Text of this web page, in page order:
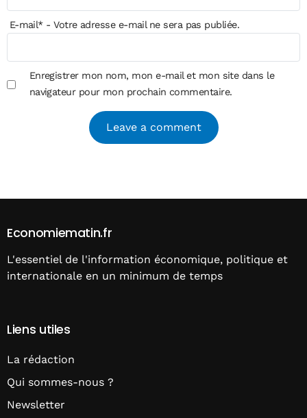
E-mail*- Votre adresse e-mail ne sera pas publiée.
Enregistrer mon nom, mon e-mail et mon site dans le
navigateur pour mon prochain commentaire.
Economiematin.fr
L'essentiel de l'information économique, politique et
internationale en un minimum de temps
Liens utiles
La rédaction
Qui sommes-nous ?
Newsletter